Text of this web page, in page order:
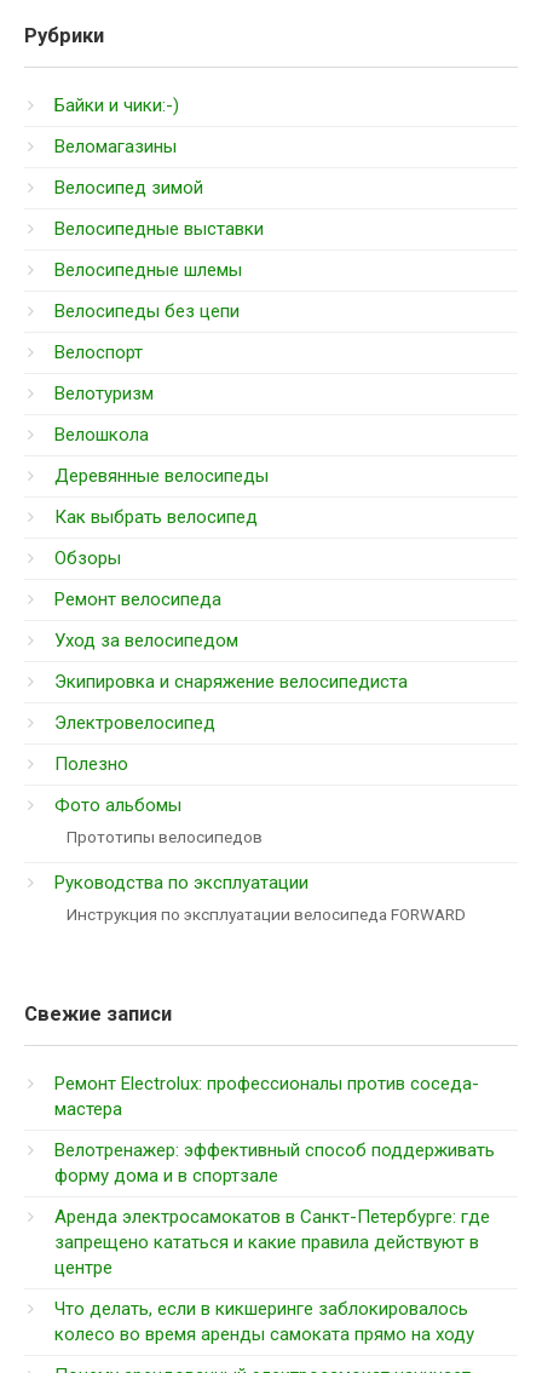
Рубрики
Байки и чики:-)
Веломагазины
Велосипед зимой
Велосипедные выставки
Велосипедные шлемы
Велосипеды без цепи
Велоспорт
Велотуризм
Велошкола
Деревянные велосипеды
Как выбрать велосипед
Обзоры
Ремонт велосипеда
Уход за велосипедом
Экипировка и снаряжение велосипедиста
Электровелосипед
Полезно
Фото альбомы
Прототипы велосипедов
Руководства по эксплуатации
Инструкция по эксплуатации велосипеда FORWARD
Свежие записи
Ремонт Electrolux: профессионалы против соседа-
мастера
Велотренажер: эффективный способ поддерживать
форму дома и в спортзале
Аренда электросамокатов в Санкт-Петербурге: где
запрещено кататься и какие правила действуют в
центре
Что делать, если в кикшеринге заблокировалось
колесо во время аренды самоката прямо на ходу